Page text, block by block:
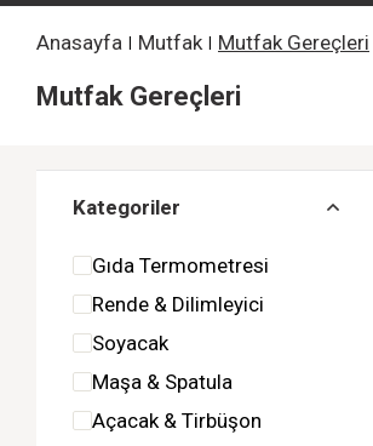
Anasayfa Mutfak Mutfak Gereçleri
Mutfak Gereçleri
Kategoriler
Gıda Termometresi
Rende & Dilimleyici
Soyacak
Maşa & Spatula
Açacak & Tirbüşon